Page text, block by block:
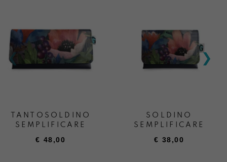
TANTOSOLDINO
SEMPLIFICARE
€ 48,00
SOLDINO
SEMPLIFICARE
€ 38,00